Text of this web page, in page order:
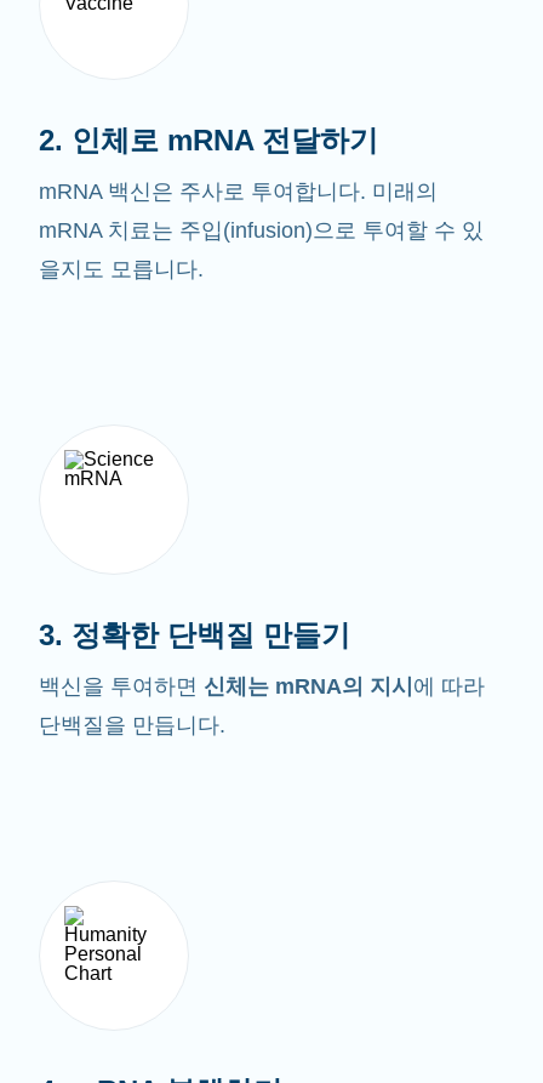
2. 인체로 mRNA 전달하기
mRNA 백신은 주사로 투여합니다. 미래의
mRNA 치료는 주입(infusion)으로 투여할 수 있
을지도 모릅니다.
3. 정확한 단백질 만들기
백신을 투여하면 신체는 mRNA의 지시 에 따라
단백질을 만듭니다.